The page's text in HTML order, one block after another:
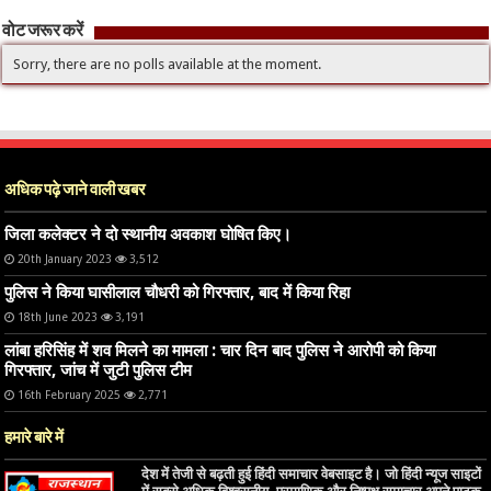
वोट जरूर करें
Sorry, there are no polls available at the moment.
अधिक पढ़े जाने वाली खबर
जिला कलेक्टर ने दो स्थानीय अवकाश घोषित किए।
20th January 2023 3,512
पुलिस ने किया घासीलाल चौधरी को गिरफ्तार, बाद में किया रिहा
18th June 2023 3,191
लांबा हरिसिंह में शव मिलने का मामला : चार दिन बाद पुलिस ने आरोपी को किया
गिरफ्तार, जांच में जुटी पुलिस टीम
16th February 2025 2,771
हमारे बारे में
देश में तेजी से बढ़ती हुई हिंदी समाचार वेबसाइट है। जो हिंदी न्यूज साइटों